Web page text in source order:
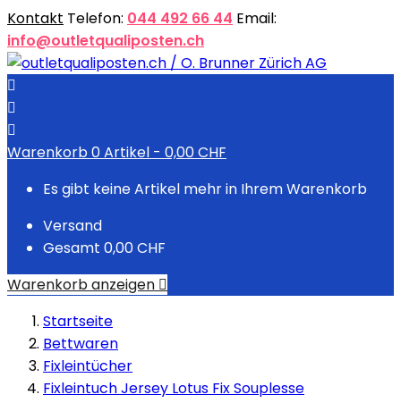
Kontakt Telefon: 044 492 66 44 Email:
info@outletqualiposten.ch



Warenkorb0Artikel - 0,00 CHF
Es gibt keine Artikel mehr in Ihrem Warenkorb
Versand
Gesamt 0,00 CHF
Warenkorb anzeigen 
Startseite
Bettwaren
Fixleintücher
Fixleintuch Jersey Lotus Fix Souplesse